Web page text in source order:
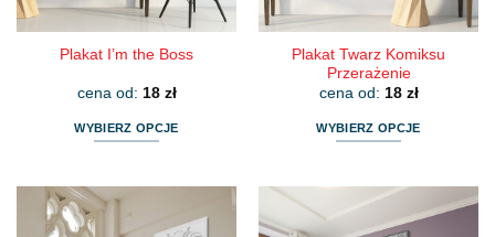
produktu
produktu
Plakat I’m the Boss
cena od: 18 zł
WYBIERZ OPCJE
Plakat Twarz Komiksu
Przerażenie
cena od: 18 zł
WYBIERZ OPCJE
wiele